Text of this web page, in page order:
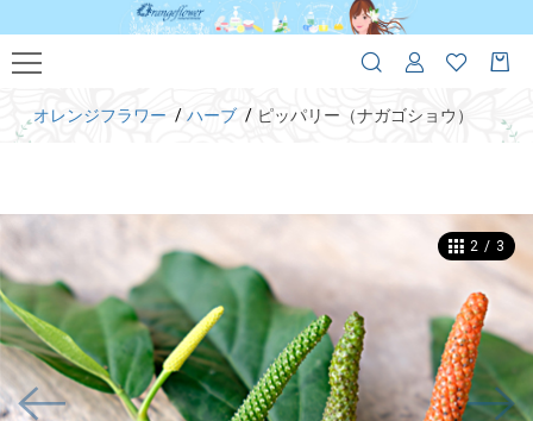
オレンジフラワー ハーブ ピッパリー（ナガゴショウ）
2 / 3